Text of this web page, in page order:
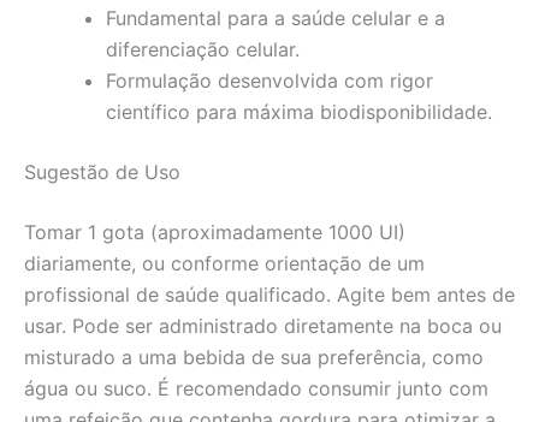
Fundamental para a saúde celular e a
diferenciação celular.
Formulação desenvolvida com rigor
científico para máxima biodisponibilidade.
Sugestão de Uso
Tomar 1 gota (aproximadamente 1000 UI)
diariamente, ou conforme orientação de um
profissional de saúde qualificado. Agite bem antes de
usar. Pode ser administrado diretamente na boca ou
misturado a uma bebida de sua preferência, como
água ou suco. É recomendado consumir junto com